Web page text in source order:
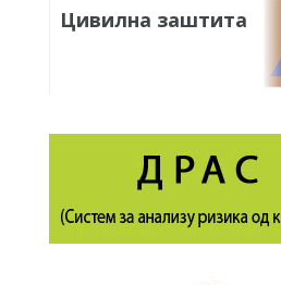
Цивилна заштита